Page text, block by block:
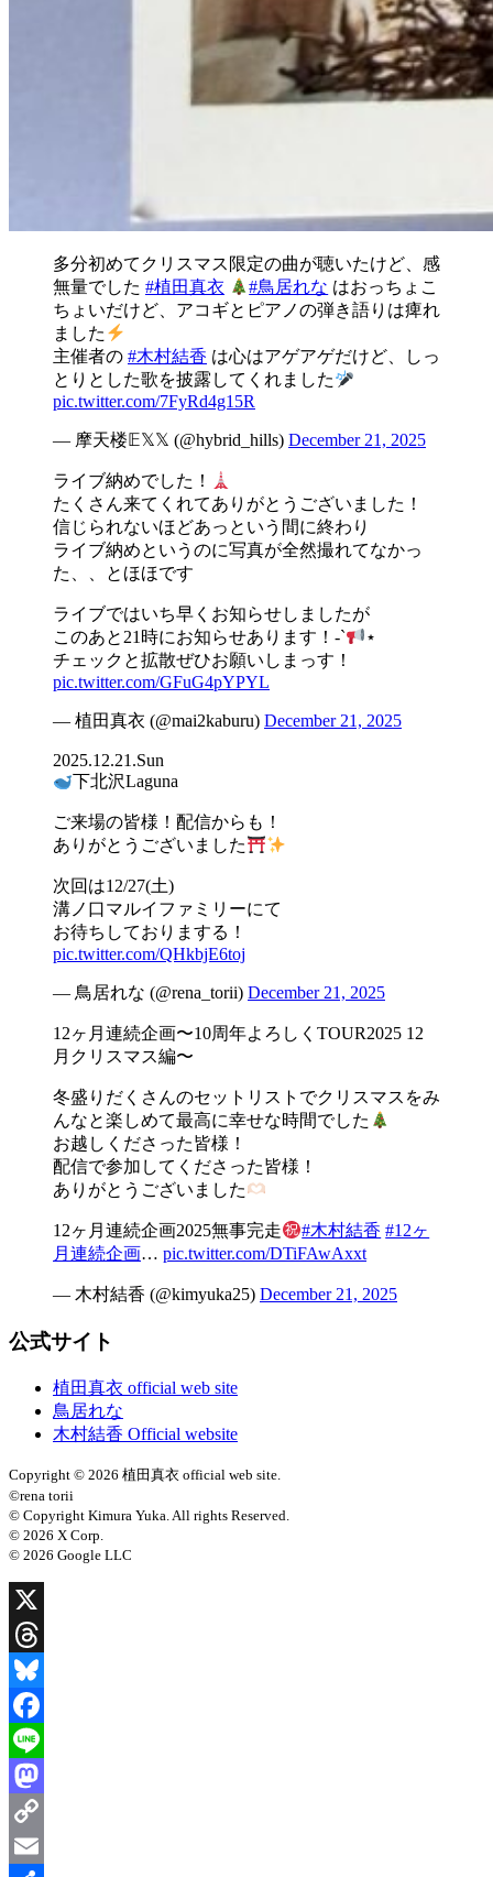
多分初めてクリスマス限定の曲が聴いたけど、感
無量でした #植田真衣 #鳥居れな はおっちょこ
ちょいだけど、アコギとピアノの弾き語りは痺れ
ました
主催者の #木村結香 は心はアゲアゲだけど、しっ
とりとした歌を披露してくれました
pic.twitter.com/7FyRd4g15R
— 摩天楼𝔼𝕏𝕏 (@hybrid_hills) December 21, 2025
ライブ納めでした！
たくさん来てくれてありがとうございました！
信じられないほどあっという間に終わり
ライブ納めというのに写真が全然撮れてなかっ
た、、とほほです
ライブではいち早くお知らせしましたが
このあと21時にお知らせあります！-`
⋆
チェックと拡散ぜひお願いしまっす！
pic.twitter.com/GFuG4pYPYL
— 植田真衣 (@mai2kaburu) December 21, 2025
2025.12.21.Sun
下北沢Laguna
ご来場の皆様！配信からも！
ありがとうございました
次回は12/27(土)
溝ノ口マルイファミリーにて
お待ちしておりまする！
pic.twitter.com/QHkbjE6toj
— 鳥居れな (@rena_torii) December 21, 2025
12ヶ月連続企画〜10周年よろしくTOUR2025 12
月クリスマス編〜
冬盛りだくさんのセットリストでクリスマスをみ
んなと楽しめて最高に幸せな時間でした
お越しくださった皆様！
配信で参加してくださった皆様！
ありがとうございました
12ヶ月連続企画2025無事完走 #木村結香 #12ヶ
月連続企画… pic.twitter.com/DTiFAwAxxt
— 木村結香 (@kimyuka25) December 21, 2025
公式サイト
植田真衣 official web site
鳥居れな
木村結香 Official website
Copyright © 2026 植田真衣 official web site.
©rena torii
© Copyright Kimura Yuka. All rights Reserved.
© 2026 X Corp.
© 2026 Google LLC
X
Threads
Bluesky
Facebook
Line
Mastodon
Copy